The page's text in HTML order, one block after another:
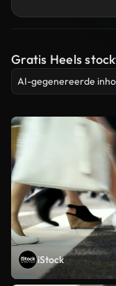
Gratis Heels
AI-gegenereerde
iStock